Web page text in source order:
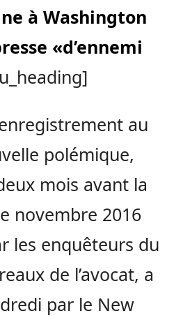
à Washington
«d’ennemi
au
polémique,
mois avant la
novembre 2016
les enquêteurs du
de l’avocat, a
par le New